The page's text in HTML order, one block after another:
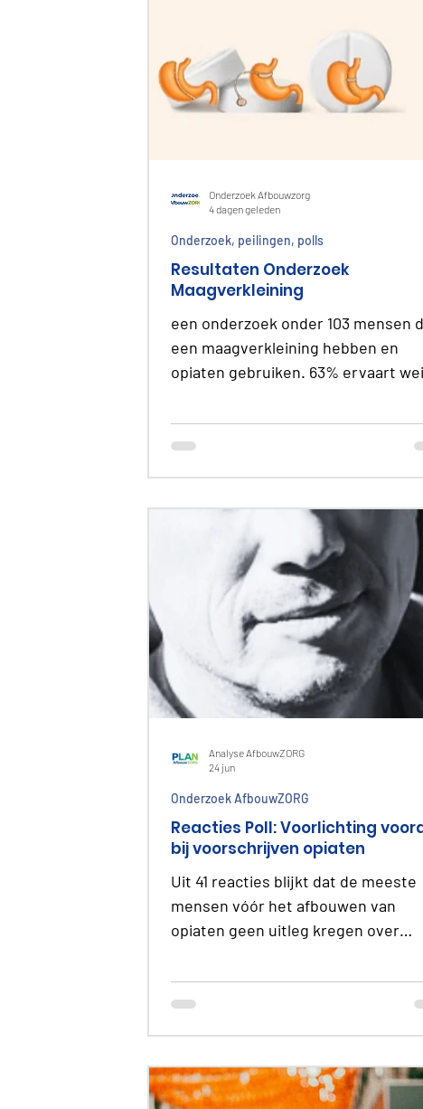
Resultaten Onderzoek
Maagverkleining
een onderzoek onder 103 mensen
een maagverkleining hebben en
opiaten gebruiken. 63% ervaart
Onderzoek, peilingen, polls
Onderzoek Afbouwzorg
4 dagen geleden
Reacties Poll: Voorlichting
bij voorschrijven opiaten
Uit 41 reacties blijkt dat de meeste
mensen vóór het afbouwen van
opiaten geen uitleg kregen over
ontwenningsverschijnselen,
hyperalgesie of veilig afbouwen.
Onderzoek AfbouwZORG
Analyse AfbouwZORG
24 jun